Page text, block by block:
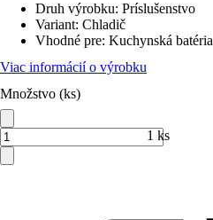
Druh výrobku: Príslušenstvo
Variant: Chladič
Vhodné pre: Kuchynská batéria
Viac informácií o výrobku
Množstvo (ks)
1 ks